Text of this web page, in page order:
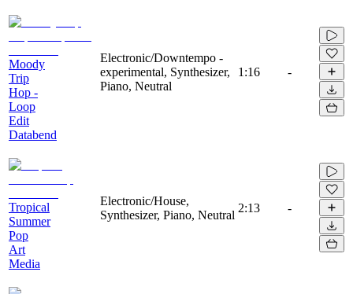
Moody
Trip
Hop -
Loop
Edit
Databend
Electronic/Downtempo -
experimental, Synthesizer,
Piano, Neutral
1:16 -
Tropical
Summer
Pop
Art
Media
Electronic/House,
Synthesizer, Piano, Neutral
2:13 -